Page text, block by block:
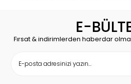
E-
Fırsat & indirimlerden haberdar